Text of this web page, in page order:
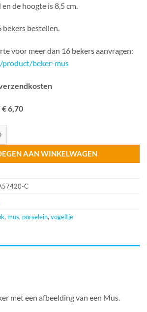
de hoogte is 8,5 cm.
bekers bestellen.
voor meer dan 16 bekers aanvragen:
beker-mus
6,70
AAN WINKELWAGEN
C
, mus, porselein, vogeltje
met een afbeelding van een Mus.